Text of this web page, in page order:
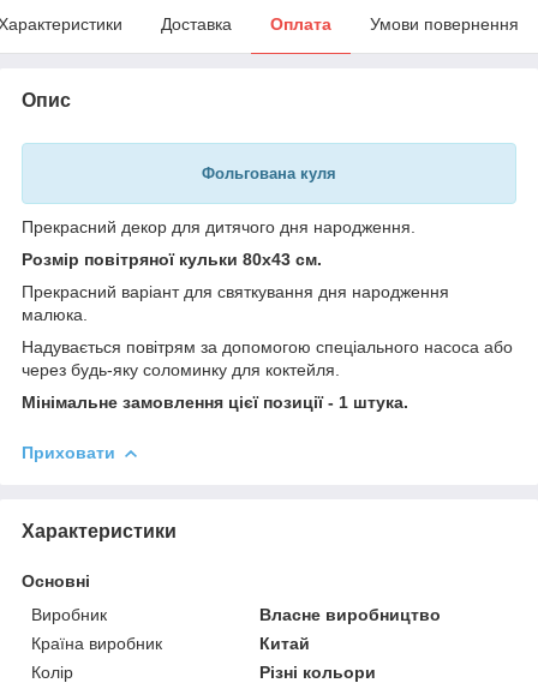
Доставка Оплата Умови повернення
Опис
Фольгована куля
Прекрасний декор для дитячого дня народження.
Розмір повітряної кульки 80х43 см.
Прекрасний варіант для святкування дня народження
малюка.
Надувається повітрям за допомогою спеціального насоса або
через будь-яку соломинку для коктейля.
Мінімальне замовлення цієї позиції - 1 штука.
Приховати
Характеристики
Основні
Виробник
Власне виробництво
Країна виробник
Китай
Колір
Різні кольори